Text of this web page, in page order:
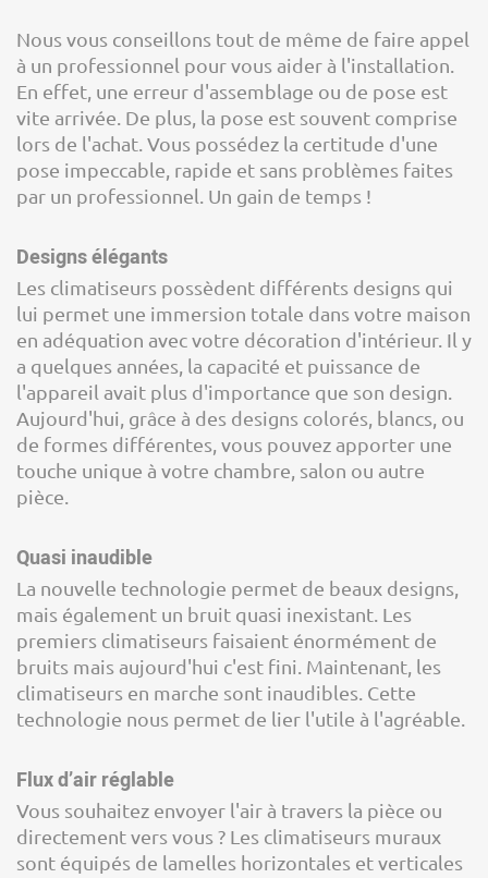
Nous vous conseillons tout de même de faire appel
à un professionnel pour vous aider à l'installation.
En effet, une erreur d'assemblage ou de pose est
vite arrivée. De plus, la pose est souvent comprise
lors de l'achat. Vous possédez la certitude d'une
pose impeccable, rapide et sans problèmes faites
par un professionnel. Un gain de temps !
Designs élégants
Les climatiseurs possèdent différents designs qui
lui permet une immersion totale dans votre maison
en adéquation avec votre décoration d'intérieur. Il y
a quelques années, la capacité et puissance de
l'appareil avait plus d'importance que son design.
Aujourd'hui, grâce à des designs colorés, blancs, ou
de formes différentes, vous pouvez apporter une
touche unique à votre chambre, salon ou autre
pièce.
Quasi inaudible
La nouvelle technologie permet de beaux designs,
mais également un bruit quasi inexistant. Les
premiers climatiseurs faisaient énormément de
bruits mais aujourd'hui c'est fini. Maintenant, les
climatiseurs en marche sont inaudibles. Cette
technologie nous permet de lier l'utile à l'agréable.
Flux d’air réglable
Vous souhaitez envoyer l'air à travers la pièce ou
directement vers vous ? Les climatiseurs muraux
sont équipés de lamelles horizontales et verticales